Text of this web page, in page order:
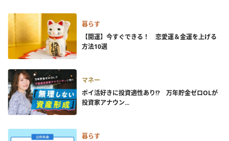
暮らす
【開運】今すぐできる！ 恋愛運＆金運を上げる
方法10選
マネー
ポイ活好きに投資適性あり!? 万年貯金ゼロOLが
投資家アナウン...
暮らす